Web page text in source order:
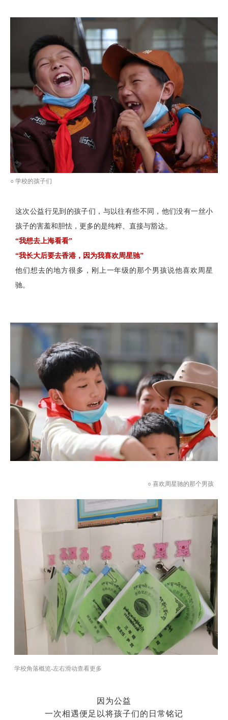
○ 学校的孩子们
这次公益行见到的孩子们，与以往有些不同，他们没有一丝小
孩子的害羞和胆怯，更多的是纯粹、直接与豁达。
“我想去上海看看”
“我长大后要去香港，因为我喜欢周星驰”
他们想去的地方很多，刚上一年级的那个男孩说他喜欢周星
驰。
○ 喜欢周星驰的那个男孩
学校角落概览-左右滑动查看更多
因为公益
一次相遇便足以将孩子们的日常铭记